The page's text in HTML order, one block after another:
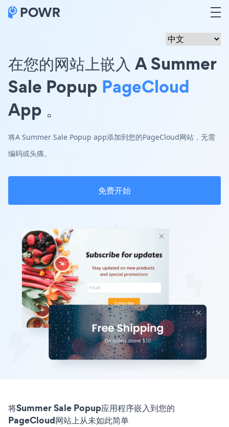
在您的网站上嵌入 A Summer
Sale Popup PageCloud
App 。
将A Summer Sale Popup app添加到您的PageCloud网站，无需
编码或头痛。
免费开始
将Summer Sale Popup应用程序嵌入到您的
PageCloud网站上从未如此简单